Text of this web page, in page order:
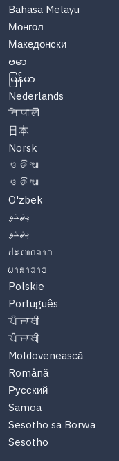
Bahasa Melayu
Монгол
Македонски
ဗမာ
မြန်မာ
Nederlands
नेपाली
日本
Norsk
ଓଡିଆ
ଓଡିଆ
O'zbek
پښتو
پښتو
ປະເທດລາວ
ພາສາລາວ
Polskie
Português
ਪੰਜਾਬੀ
ਪੰਜਾਬੀ
Moldovenească
Română
Русский
Samoa
Sesotho sa Borwa
Sesotho